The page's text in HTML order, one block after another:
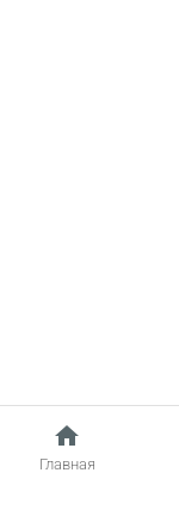
home
Главная